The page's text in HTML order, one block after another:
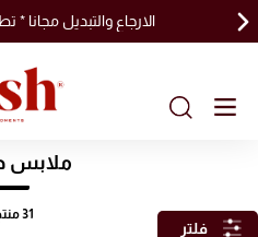
الارجاع والتبديل مجانا
ملابس
31
فلتر